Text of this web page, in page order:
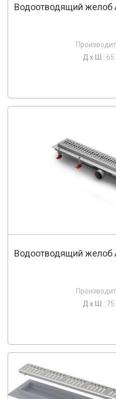
Водоотводящий желоб
Д х Ш :
Водоотводящий желоб
Д х Ш :